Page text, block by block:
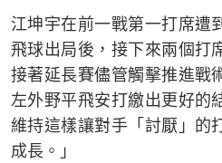
江坤宇在前一戰第一打席遭
飛球出局後，接下來兩個打
接著延長賽儘管觸擊推進戰
左外野平飛安打繳出更好的
維持這樣讓對手「討厭」的
成長。」